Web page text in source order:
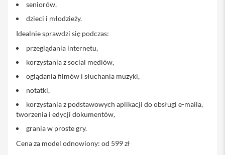
a
t
e
r
y
P
o
e
b
a
n
d
seniorów,
dzieci i młodzieży.
Idealnie sprawdzi się podczas:
przeglądania internetu,
korzystania z social mediów,
oglądania filmów i słuchania muzyki,
notatki,
korzystania z podstawowych aplikacji do obsługi e-maila,
tworzenia i edycji dokumentów,
grania w proste gry.
Cena za model odnowiony: od 599 zł